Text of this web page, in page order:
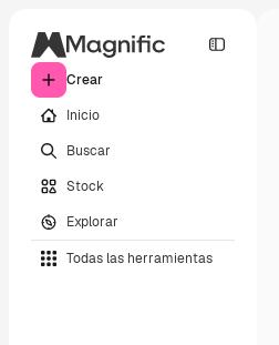
Crear
Inicio
Buscar
Stock
Explorar
Todas las herramientas